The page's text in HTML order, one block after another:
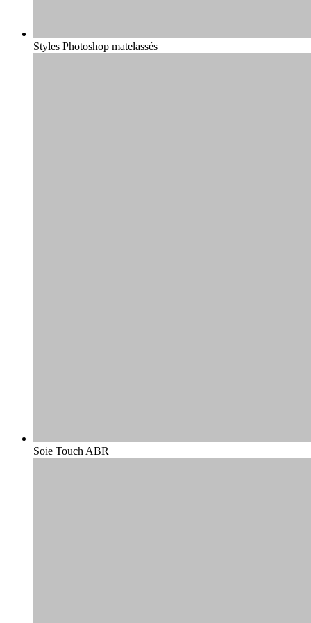
Styles Photoshop matelassés
Soie Touch ABR